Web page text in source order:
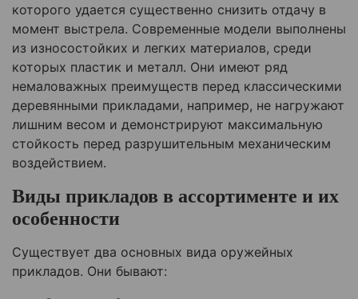
которого удается существенно снизить отдачу в
момент выстрела. Современные модели выполнены
из износостойких и легких материалов, среди
которых пластик и металл. Они имеют ряд
немаловажных преимуществ перед классическими
деревянными прикладами, например, не нагружают
лишним весом и демонстрируют максимальную
стойкость перед разрушительным механическим
воздействием.
Виды прикладов в ассортименте и их
особенности
Существует два основных вида оружейных
прикладов. Они бывают: